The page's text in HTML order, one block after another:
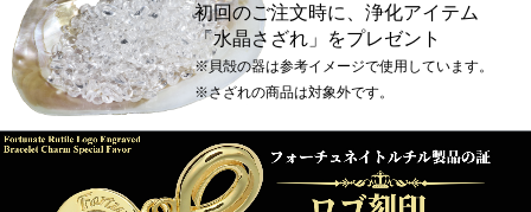
初回のご注文時に、浄化アイテム
「水晶さざれ」をプレゼント
※貝殻の器は参考イメージで使用しています。
※さざれの商品は対象外です。